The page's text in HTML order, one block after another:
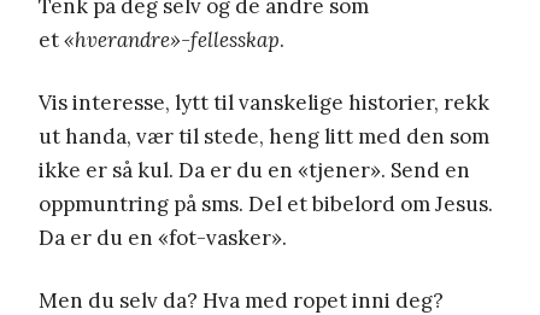
Tenk på deg selv og de andre som
et«hverandre»-fellesskap.
Vis interesse, lytt til vanskelige historier, rekk
ut handa, vær til stede, heng litt med den som
ikke er så kul. Da er du en «tjener». Send en
oppmuntring på sms. Del et bibelord om Jesus.
Da er du en «fot-vasker».
Men du selv da? Hva med ropet inni deg?